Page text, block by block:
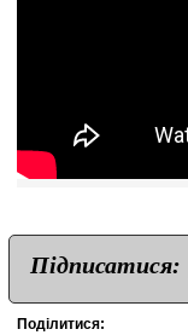
Підписатися:
Поділитися: